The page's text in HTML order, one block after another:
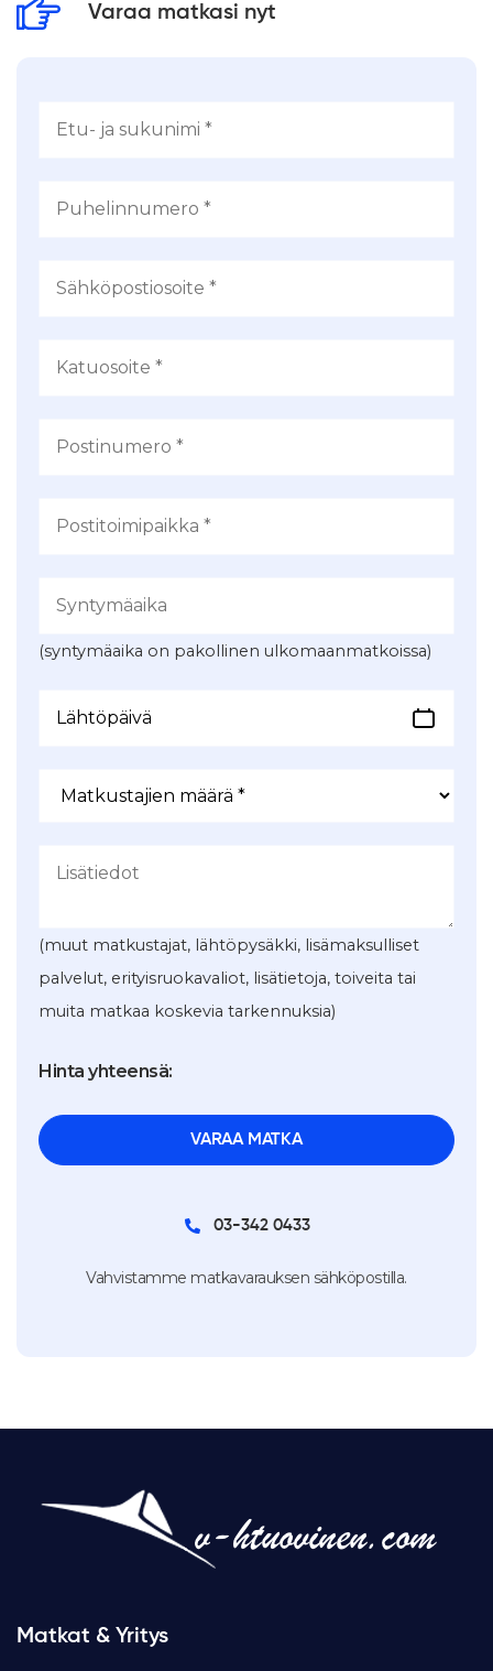
ostoksiin. Eckerö Linen Finlandia lähtee klo
Varaa matkasi nyt
(syntymäaika on pakollinen ulkomaanmatkoissa)
(muut matkustajat, lähtöpysäkki, lisämaksulliset
palvelut, erityisruokavaliot, lisätietoja, toiveita tai
muita matkaa koskevia tarkennuksia)
Hinta yhteensä:
03-342 0433
Vahvistamme matkavarauksen sähköpostilla.
Matkat & Yritys